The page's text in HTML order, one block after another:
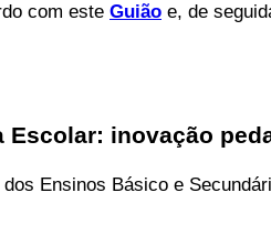
com este Guião e, de
inovação
Ensinos Básico e